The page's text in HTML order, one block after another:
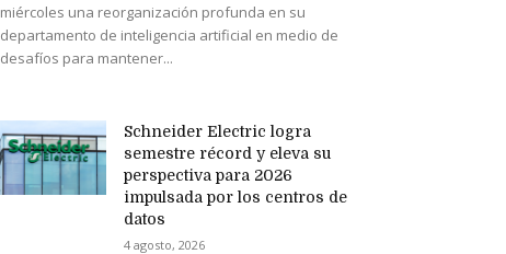
miércoles una reorganización profunda en su
departamento de inteligencia artificial en medio de
desafíos para mantener...
Schneider Electric logra
semestre récord y eleva su
perspectiva para 2026
impulsada por los centros de
datos
4 agosto, 2026